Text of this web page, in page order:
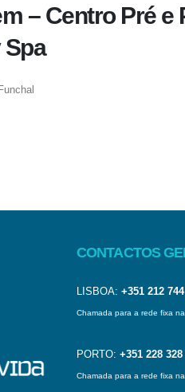
– Centro Pré e
CONTACTOS
LISBOA: +351 212
Chamada para a rede fixa
PORTO: +351 228 328
Chamada para a rede fixa